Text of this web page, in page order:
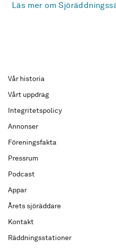
Läs mer om
Vår historia
Vårt uppdrag
Integritetspolicy
Annonser
Föreningsfakta
Pressrum
Podcast
Appar
Årets sjöräddare
Kontakt
Räddningsstationer